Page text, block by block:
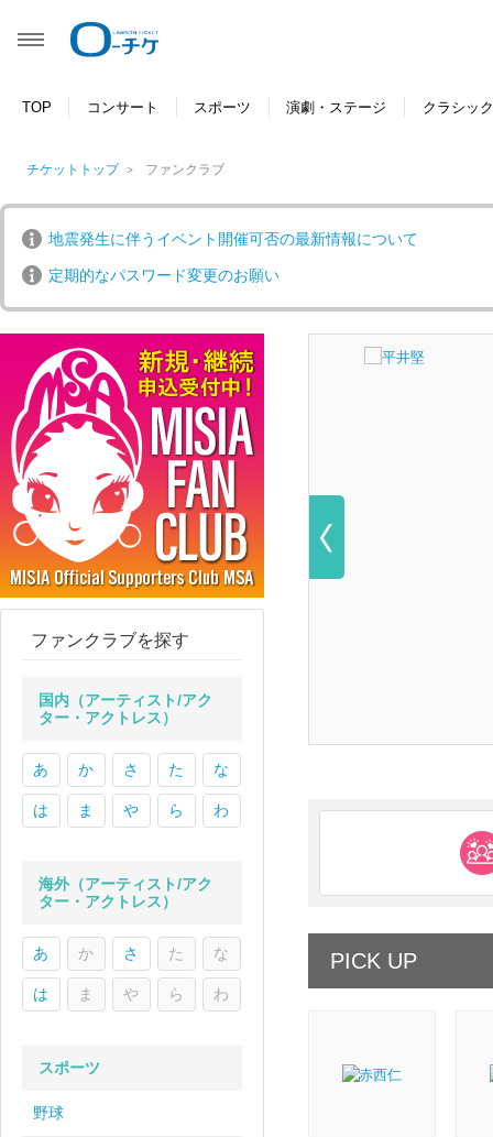
TOP コンサート スポーツ 演劇・ステージ クラシッ
チケットトップ ファンクラブ
地震発生に伴うイベント開催可否の最新情報について
定期的なパスワード変更のお願い
ファンクラブを探す
国内（アーティスト/アク
ター・アクトレス）
あ か さ た な
は ま や ら わ
海外（アーティスト/アク
ター・アクトレス）
あ か さ た な
は ま や ら わ
スポーツ
野球
PICK UP